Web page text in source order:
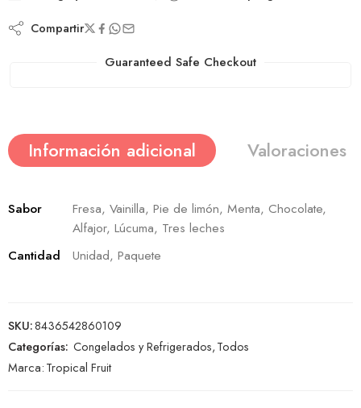
Compartir
Guaranteed Safe Checkout
Información adicional Valoraciones
Sabor
Fresa, Vainilla, Pie de limón, Menta, Chocolate,
Alfajor, Lúcuma, Tres leches
Cantidad
Unidad, Paquete
SKU:8436542860109
Categorías: Congelados y Refrigerados,Todos
Marca:Tropical Fruit